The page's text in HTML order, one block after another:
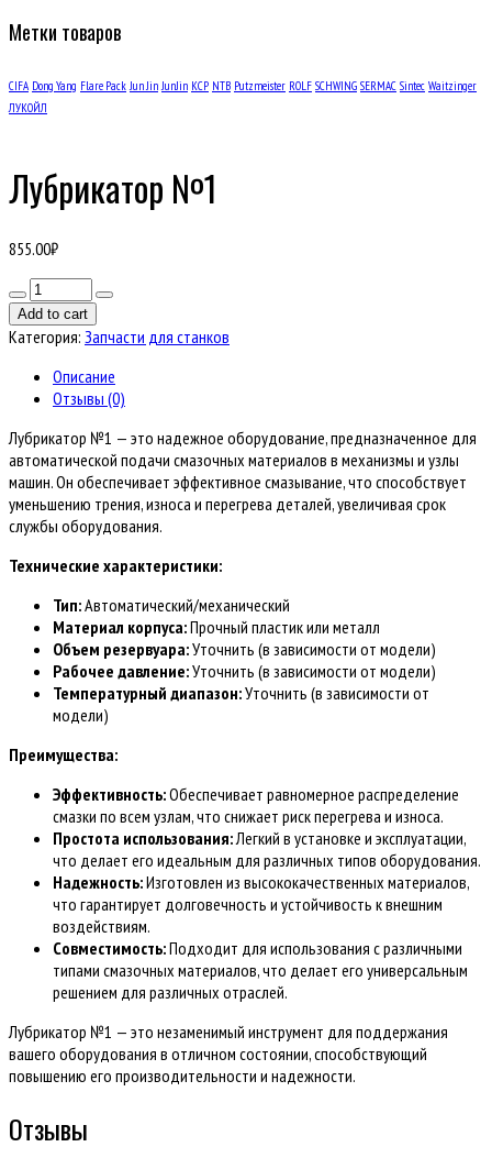
Метки товаров
CIFA Dong Yang Flare Pack Jun Jin JunJin KCP NTB Putzmeister ROLF SCHWING SERMAC Sintec Waitzinger
ЛУКОЙЛ
Лубрикатор №1
855.00₽
Количество
товара
Лубрикатор
Add to cart
Категория: Запчасти для станков
Описание
Отзывы (0)
Лубрикатор №1 — это надежное оборудование, предназначенное для
автоматической подачи смазочных материалов в механизмы и узлы
машин. Он обеспечивает эффективное смазывание, что способствует
уменьшению трения, износа и перегрева деталей, увеличивая срок
службы оборудования.
Технические характеристики:
Тип:Автоматический/механический
Материал корпуса:Прочный пластик или металл
Объем резервуара:Уточнить (в зависимости от модели)
Рабочее давление:Уточнить (в зависимости от модели)
Температурный диапазон:Уточнить (в зависимости от
модели)
Преимущества:
Эффективность:Обеспечивает равномерное распределение
смазки по всем узлам, что снижает риск перегрева и износа.
Простота использования:Легкий в установке и эксплуатации,
что делает его идеальным для различных типов оборудования.
Надежность:Изготовлен из высококачественных материалов,
что гарантирует долговечность и устойчивость к внешним
воздействиям.
Совместимость:Подходит для использования с различными
типами смазочных материалов, что делает его универсальным
решением для различных отраслей.
Лубрикатор №1 — это незаменимый инструмент для поддержания
вашего оборудования в отличном состоянии, способствующий
повышению его производительности и надежности.
Отзывы